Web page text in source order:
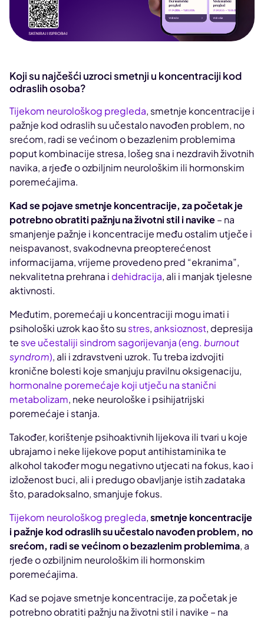
Koji su najčešći uzroci smetnji u koncentraciji kod
odraslih osoba?
Tijekom neurološkog pregleda, smetnje koncentracije i
pažnje kod odraslih su učestalo navođen problem, no
srećom, radi se većinom o bezazlenim problemima
poput kombinacije stresa, lošeg sna i nezdravih životnih
navika, a rjeđe o ozbiljnim neurološkim ili hormonskim
poremećajima.
Kad se pojave smetnje koncentracije, za početak je
potrebno obratiti pažnju na životni stil i navike– na
smanjenje pažnje i koncentracije među ostalim utječe i
neispavanost, svakodnevna preopterećenost
informacijama, vrijeme provedeno pred “ekranima”,
nekvalitetna prehrana i dehidracija, ali i manjak tjelesne
aktivnosti.
Međutim, poremećaji u koncentraciji mogu imati i
psihološki uzrok kao što su stres, anksioznost, depresija
te sve učestaliji sindrom sagorijevanja (eng. burnout
syndrom), ali i zdravstveni uzrok. Tu treba izdvojiti
kronične bolesti koje smanjuju pravilnu oksigenaciju,
hormonalne poremećaje koji utječu na stanični
metabolizam, neke neurološke i psihijatrijski
poremećaje i stanja.
Također, korištenje psihoaktivnih lijekova ili tvari u koje
ubrajamo i neke lijekove poput antihistaminika te
alkohol također mogu negativno utjecati na fokus, kao i
izloženost buci, ali i predugo obavljanje istih zadataka
što, paradoksalno, smanjuje fokus.
Tijekom neurološkog pregleda,smetnje koncentracije
i pažnje kod odraslih su učestalo navođen problem, no
srećom, radi se većinom o bezazlenim problemima, a
rjeđe o ozbiljnim neurološkim ili hormonskim
poremećajima.
Kad se pojave smetnje koncentracije, za početak je
potrebno obratiti pažnju na životni stil i navike – na